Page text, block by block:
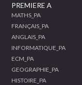
PREMIERE A
MATHS_PA
FRANÇAIS_PA
ANGLAIS_PA
INFORMATIQUE_PA
ECM_PA
GEOGRAPHIE_PA
HISTOIRE_PA